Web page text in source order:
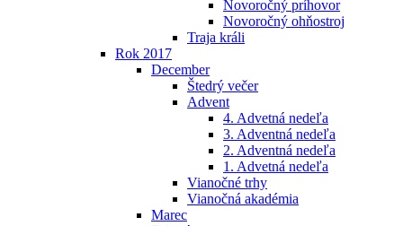
Novoročný príhovor
Novoročný ohňostroj
Traja králi
Rok 2017
December
Štedrý večer
Advent
4. Advetná nedeľa
3. Adventná nedeľa
2. Adventná nedeľa
1. Advetná nedeľa
Vianočné trhy
Vianočná akadémia
Marec